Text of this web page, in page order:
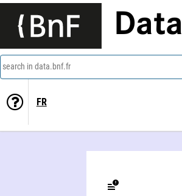
Data
search in data.bnf.fr
FR